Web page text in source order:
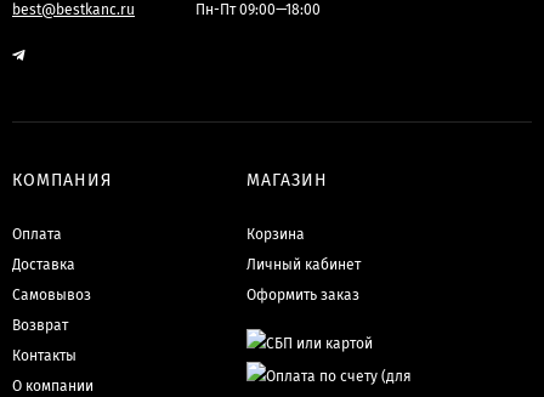
best@bestkanc.ru Пн-Пт 09:00—18:00
КОМПАНИЯ
Оплата
Доставка
Самовывоз
Возврат
Контакты
О компании
МАГАЗИН
Корзина
Личный кабинет
Оформить заказ